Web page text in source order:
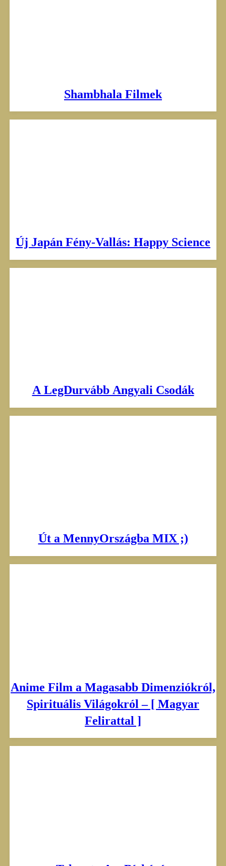
Shambhala Filmek
Új Japán Fény-Vallás: Happy Science
A LegDurvább Angyali Csodák
Út a MennyOrszágba MIX ;)
Anime Film a Magasabb Dimenziókról,
Spirituális Világokról – [ Magyar
Felirattal ]